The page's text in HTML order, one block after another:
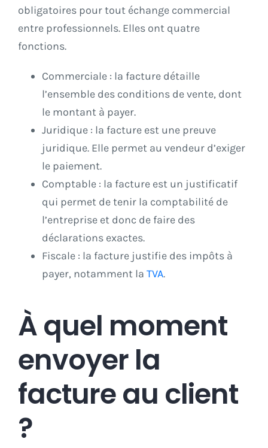
obligatoires pour tout échange commercial
entre professionnels. Elles ont quatre
fonctions.
Commerciale : la facture détaille
l’ensemble des conditions de vente, dont
le montant à payer.
Juridique : la facture est une preuve
juridique. Elle permet au vendeur d’exiger
le paiement.
Comptable : la facture est un justificatif
qui permet de tenir la comptabilité de
l’entreprise et donc de faire des
déclarations exactes.
Fiscale : la facture justifie des impôts à
payer, notamment la TVA.
À quel moment
envoyer la
facture au client
?